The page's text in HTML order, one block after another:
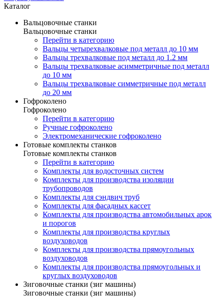
Каталог
Вальцовочные станки
Вальцовочные станки
Перейти в категорию
Вальцы четырехвалковые под металл до 10 мм
Вальцы трехвалковые под металл до 1.2 мм
Вальцы трехвалковые асимметричные под металл
до 10 мм
Вальцы трехвалковые симметричные под металл
до 20 мм
Гофроколено
Гофроколено
Перейти в категорию
Ручные гофроколено
Электромеханические гофроколено
Готовые комплекты станков
Готовые комплекты станков
Перейти в категорию
Комплекты для водосточных систем
Комплекты для производства изоляции
трубопроводов
Комплекты для сэндвич труб
Комплекты для фасадных кассет
Комплекты для производства автомобильных арок
и порогов
Комплекты для производства круглых
воздуховодов
Комплекты для производства прямоугольных
воздуховодов
Комплекты для производства прямоугольных и
круглых воздуховодов
Зиговочные станки (зиг машины)
Зиговочные станки (зиг машины)